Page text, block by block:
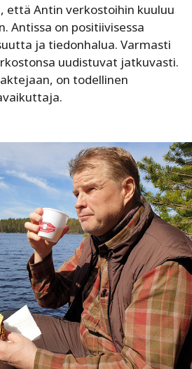
että Antin verkostoihin kuuluu
Antissa on positiivisessa
ja tiedonhalua. Varmasti
uudistuvat jatkuvasti.
on todellinen